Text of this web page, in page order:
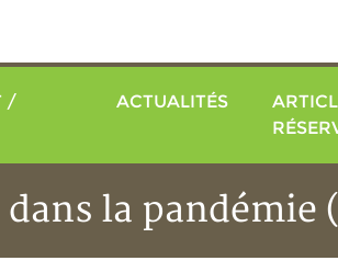
/
ACTUALITÉS
dans la pandémie